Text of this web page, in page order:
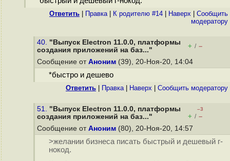
Ответить Правка| К родителю #14 Наверх
Cообщить
модератору
40. "Выпуск Electron 11.0.0, платформы
создания приложений на баз..."
+ / –
Сообщение от Аноним (39), 20-Ноя-20, 14:04
*быстро и дешево
Ответить Правка| Наверх Cообщить модератору
51. "Выпуск Electron 11.0.0, платформы
создания приложений на баз..."
–3
+ / –
Сообщение от Аноним (80), 20-Ноя-20, 14:57
>желании бизнеса писать быстрый и дешевый г-
нокод.